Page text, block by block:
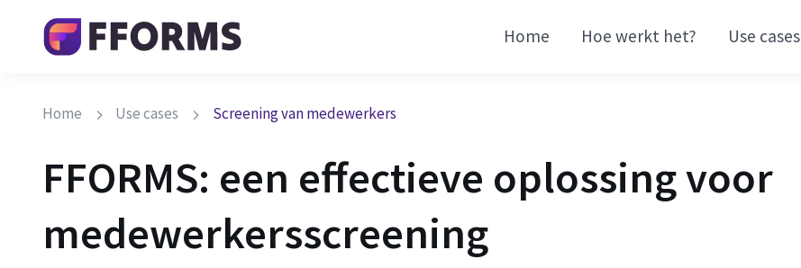
Home Hoe werkt het? Use cases
Home Use cases Screening van medewerkers
FFORMS: een effectieve oplossing voor
medewerkersscreening